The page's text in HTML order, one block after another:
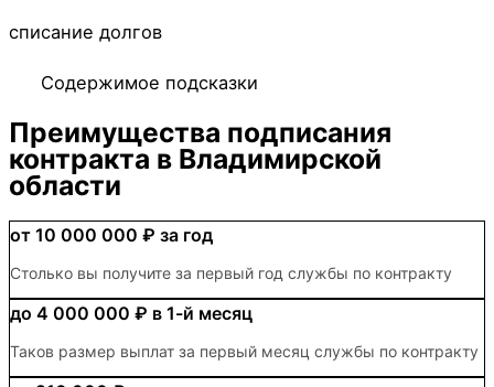
списание долгов
Содержимое подсказки
Преимущества подписания
контракта в Владимирской
области
от 10 000 000 ₽ за год
Столько вы получите за первый год службы по контракту
до 4 000 000 ₽ в 1-й месяц
Таков размер выплат за первый месяц службы по контракту